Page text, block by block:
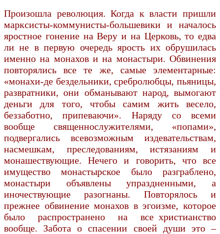
Произошла революция. Когда к власти пришли
марксисты-коммунисты-большевики и началось
яростное гонение на Веру и на Церковь, то едва
ли не в первую очередь ярость их обрушилась
именно на монахов и на монастыри. Обвинения
повторялись все те же, самые элементарные:
«монахи-де бездельники, сребролюбцы, пьяницы,
развратники, они обманывают народ, вымогают
деньги для того, чтобы самим жить весело,
беззаботно, припеваючи». Наряду со всеми
вообще священнослужителями, «попами»,
подвергались всевозможным издевательствам,
насмешкам, преследованиям, истязаниям и
монашествующие. Нечего и говорить, что все
имущество монастырское было разграблено,
монастыри объявлены упраздненными, а
иночествующие разогнаны. Повторялось и
прежнее обвинение монахов в эгоизме, которое
было распространено на все христианство
вообще. Забота о спасении своей души это –